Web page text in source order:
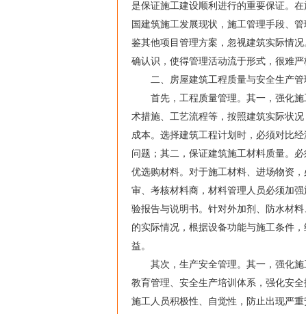
是保证施工建设顺利进行的重要保证。
国建筑施工发展现状，施工管理手段、
鉴其他项目管理方案，忽视建筑实际情
确认识，使得管理活动流于形式，很难
二、房屋建筑工程质量与安全生产管
首先，工程质量管理。其一，强化施
术措施、工艺流程等，按照建筑实际状
成本。选择建筑工程计划时，必须对比
问题；其二，保证建筑施工材料质量。
优选购材料。对于施工材料、进场物资
审、考核材料商，材料管理人员必须加
验报告与说明书。针对外加剂、防水材
的实际情况，根据设备功能与施工条件
益。
其次，生产安全管理。其一，强化施
教育管理、安全生产培训体系，强化安
施工人员积极性、自觉性，防止出现严